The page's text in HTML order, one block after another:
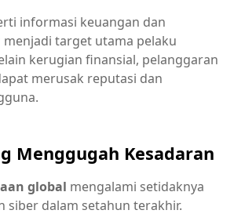
informasi keuangan dan
menjadi target utama pelaku
kerugian finansial, pelanggaran
merusak reputasi dan
Menggugah Kesadaran
global mengalami setidaknya
siber dalam setahun terakhir.